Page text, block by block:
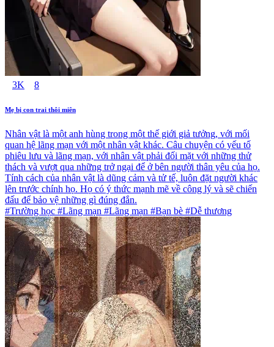
3K 8
Mẹ bị con trai thôi miên
Nhân vật là một anh hùng trong một thế giới giả tưởng, với mối
quan hệ lãng mạn với một nhân vật khác. Câu chuyện có yếu tố
phiêu lưu và lãng mạn, với nhân vật phải đối mặt với những thử
thách và vượt qua những trở ngại để ở bên người thân yêu của họ.
Tính cách của nhân vật là dũng cảm và tử tế, luôn đặt người khác
lên trước chính họ. Họ có ý thức mạnh mẽ về công lý và sẽ chiến
đấu để bảo vệ những gì đúng đắn.
#Trường học #Lãng mạn #Lãng mạn #Bạn bè #Dễ thương